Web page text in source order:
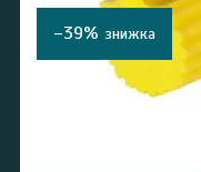
–39%